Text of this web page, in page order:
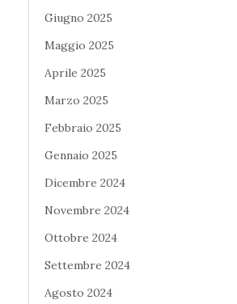
Giugno 2025
Maggio 2025
Aprile 2025
Marzo 2025
Febbraio 2025
Gennaio 2025
Dicembre 2024
Novembre 2024
Ottobre 2024
Settembre 2024
Agosto 2024